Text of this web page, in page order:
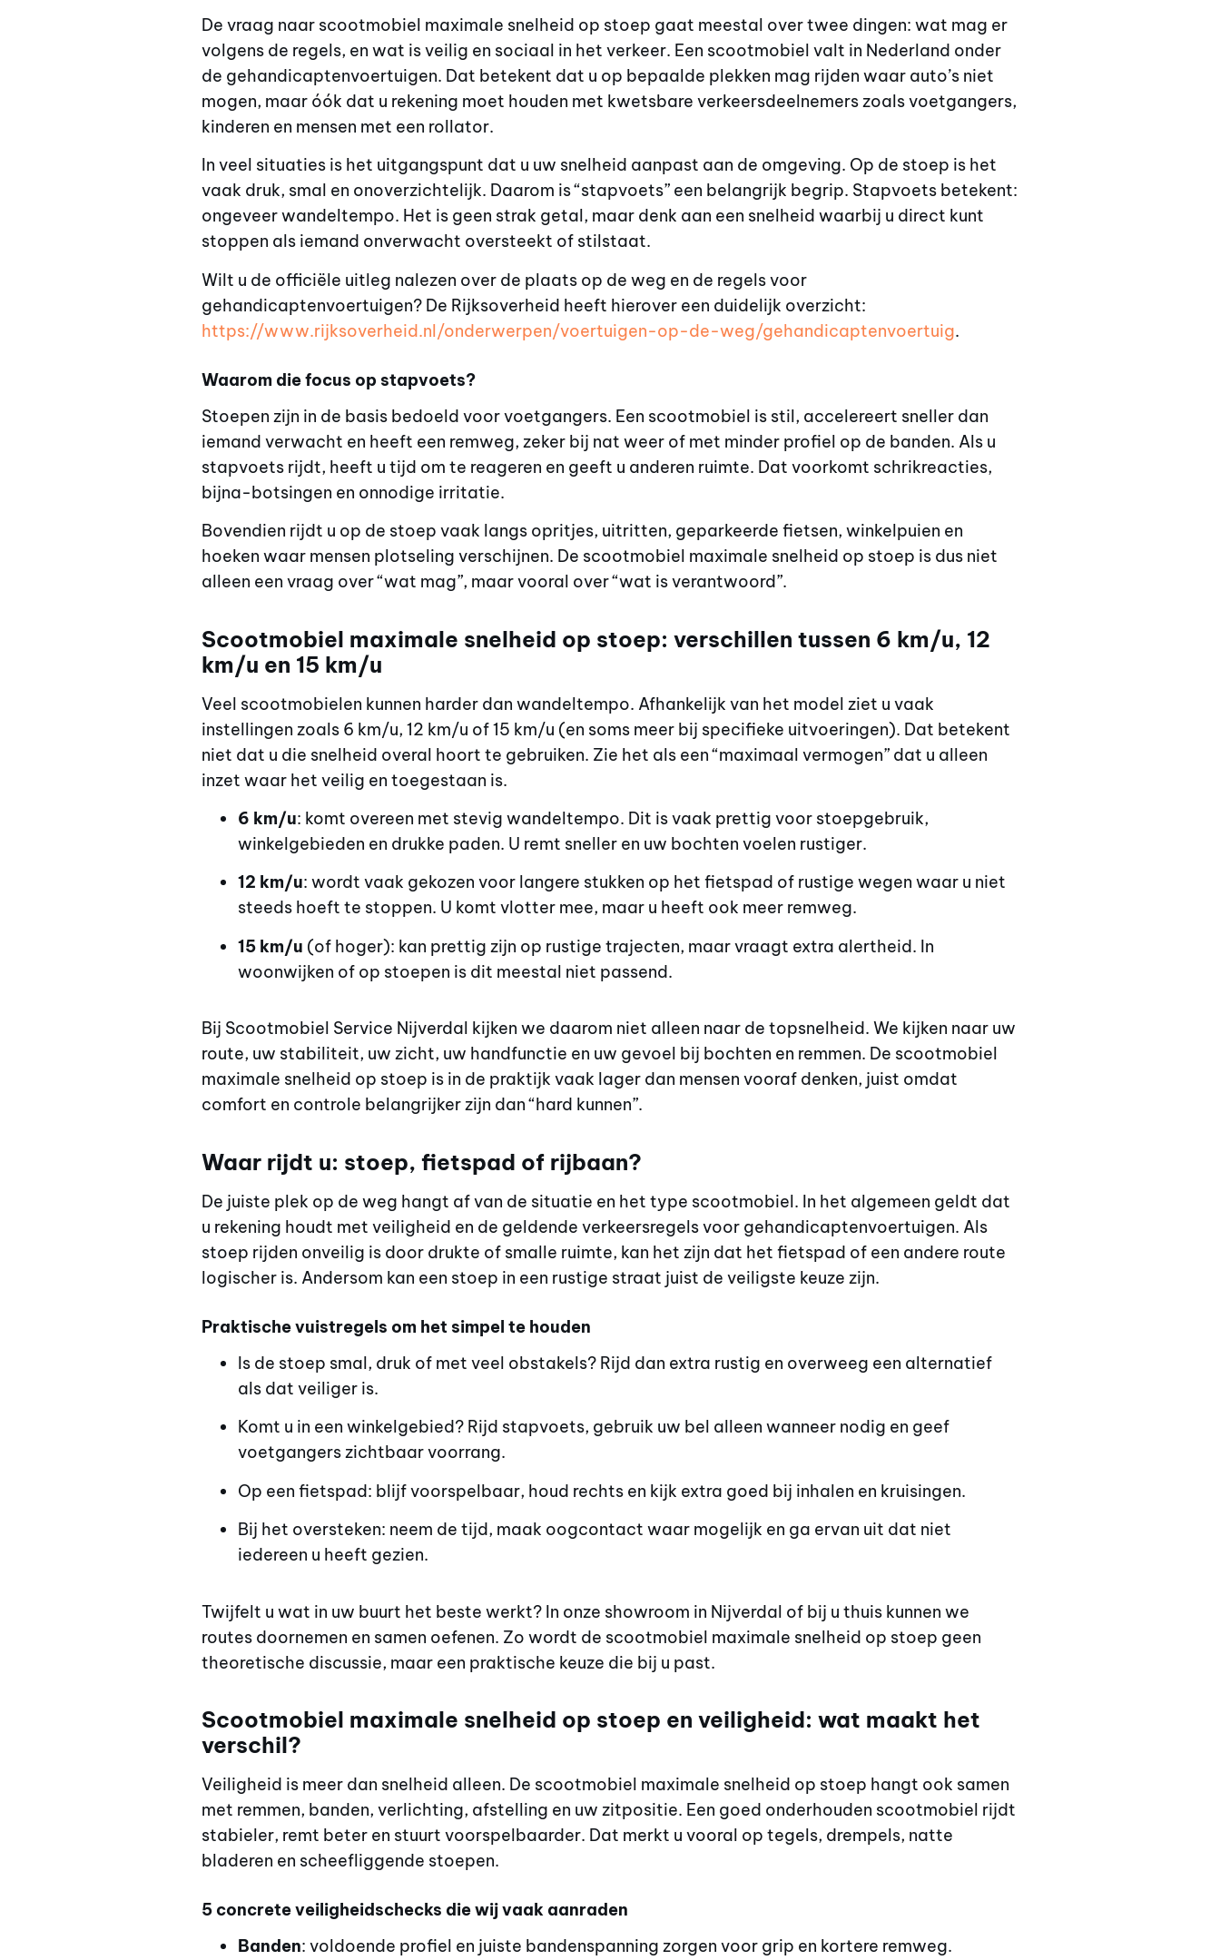
De vraag naar scootmobiel maximale snelheid op stoep gaat meestal over twee dingen: wat mag er
volgens de regels, en wat is veilig en sociaal in het verkeer. Een scootmobiel valt in Nederland onder
de gehandicaptenvoertuigen. Dat betekent dat u op bepaalde plekken mag rijden waar auto’s niet
mogen, maar óók dat u rekening moet houden met kwetsbare verkeersdeelnemers zoals voetgangers,
kinderen en mensen met een rollator.
In veel situaties is het uitgangspunt dat u uw snelheid aanpast aan de omgeving. Op de stoep is het
vaak druk, smal en onoverzichtelijk. Daarom is “stapvoets” een belangrijk begrip. Stapvoets betekent:
ongeveer wandeltempo. Het is geen strak getal, maar denk aan een snelheid waarbij u direct kunt
stoppen als iemand onverwacht oversteekt of stilstaat.
Wilt u de officiële uitleg nalezen over de plaats op de weg en de regels voor
gehandicaptenvoertuigen? De Rijksoverheid heeft hierover een duidelijk overzicht:
https://www.rijksoverheid.nl/onderwerpen/voertuigen-op-de-weg/gehandicaptenvoertuig.
Waarom die focus op stapvoets?
Stoepen zijn in de basis bedoeld voor voetgangers. Een scootmobiel is stil, accelereert sneller dan
iemand verwacht en heeft een remweg, zeker bij nat weer of met minder profiel op de banden. Als u
stapvoets rijdt, heeft u tijd om te reageren en geeft u anderen ruimte. Dat voorkomt schrikreacties,
bijna-botsingen en onnodige irritatie.
Bovendien rijdt u op de stoep vaak langs opritjes, uitritten, geparkeerde fietsen, winkelpuien en
hoeken waar mensen plotseling verschijnen. De scootmobiel maximale snelheid op stoep is dus niet
alleen een vraag over “wat mag”, maar vooral over “wat is verantwoord”.
Scootmobiel maximale snelheid op stoep: verschillen tussen 6 km/u, 12
km/u en 15 km/u
Veel scootmobielen kunnen harder dan wandeltempo. Afhankelijk van het model ziet u vaak
instellingen zoals 6 km/u, 12 km/u of 15 km/u (en soms meer bij specifieke uitvoeringen). Dat betekent
niet dat u die snelheid overal hoort te gebruiken. Zie het als een “maximaal vermogen” dat u alleen
inzet waar het veilig en toegestaan is.
6 km/u: komt overeen met stevig wandeltempo. Dit is vaak prettig voor stoepgebruik,
winkelgebieden en drukke paden. U remt sneller en uw bochten voelen rustiger.
12 km/u: wordt vaak gekozen voor langere stukken op het fietspad of rustige wegen waar u niet
steeds hoeft te stoppen. U komt vlotter mee, maar u heeft ook meer remweg.
15 km/u (of hoger): kan prettig zijn op rustige trajecten, maar vraagt extra alertheid. In
woonwijken of op stoepen is dit meestal niet passend.
Bij Scootmobiel Service Nijverdal kijken we daarom niet alleen naar de topsnelheid. We kijken naar uw
route, uw stabiliteit, uw zicht, uw handfunctie en uw gevoel bij bochten en remmen. De scootmobiel
maximale snelheid op stoep is in de praktijk vaak lager dan mensen vooraf denken, juist omdat
comfort en controle belangrijker zijn dan “hard kunnen”.
Waar rijdt u: stoep, fietspad of rijbaan?
De juiste plek op de weg hangt af van de situatie en het type scootmobiel. In het algemeen geldt dat
u rekening houdt met veiligheid en de geldende verkeersregels voor gehandicaptenvoertuigen. Als
stoep rijden onveilig is door drukte of smalle ruimte, kan het zijn dat het fietspad of een andere route
logischer is. Andersom kan een stoep in een rustige straat juist de veiligste keuze zijn.
Praktische vuistregels om het simpel te houden
Is de stoep smal, druk of met veel obstakels? Rijd dan extra rustig en overweeg een alternatief
als dat veiliger is.
Komt u in een winkelgebied? Rijd stapvoets, gebruik uw bel alleen wanneer nodig en geef
voetgangers zichtbaar voorrang.
Op een fietspad: blijf voorspelbaar, houd rechts en kijk extra goed bij inhalen en kruisingen.
Bij het oversteken: neem de tijd, maak oogcontact waar mogelijk en ga ervan uit dat niet
iedereen u heeft gezien.
Twijfelt u wat in uw buurt het beste werkt? In onze showroom in Nijverdal of bij u thuis kunnen we
routes doornemen en samen oefenen. Zo wordt de scootmobiel maximale snelheid op stoep geen
theoretische discussie, maar een praktische keuze die bij u past.
Scootmobiel maximale snelheid op stoep en veiligheid: wat maakt het
verschil?
Veiligheid is meer dan snelheid alleen. De scootmobiel maximale snelheid op stoep hangt ook samen
met remmen, banden, verlichting, afstelling en uw zitpositie. Een goed onderhouden scootmobiel rijdt
stabieler, remt beter en stuurt voorspelbaarder. Dat merkt u vooral op tegels, drempels, natte
bladeren en scheefliggende stoepen.
5 concrete veiligheidschecks die wij vaak aanraden
Banden: voldoende profiel en juiste bandenspanning zorgen voor grip en kortere remweg.